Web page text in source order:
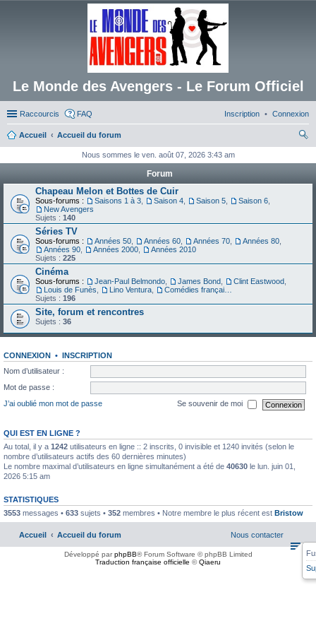
Le Monde des Avengers - Le Forum Officiel
Raccourcis FAQ Connexion
Inscription
Accueil
Accueil du forum
ch
Nous sommes le ven. août 07, 2026 3:43 am
Forum
Chapeau Melon et Bottes de Cuir
Sous-forums : Saisons 1 à 3 Saison 4 Saison 5 Saison 6
New Avengers
Sujets : 140
Séries TV
Sous-forums : Années 50 Années 60 Années 70 Années 80
Années 90
Années 2000
Années 2010
Sujets : 225
Cinéma
Sous-forums : Jean-Paul Belmondo James Bond Clint Eastwood
Louis de Funès
Lino Ventura
Sujets : 196
Site, forum et rencontres
Sujets : 36
CONNEXION • INSCRIPTION
Nom d’utilisateur :
Mot de passe :
J’ai oublié mon mot de passe
Se souvenir de moi
QUI EST EN LIGNE ?
Au total, il y a 1242 utilisateurs en ligne :: 2 inscrits, 0 invisible et 1240 invités (selon le
nombre d’utilisateurs actifs des 60 dernières minutes)
Le nombre maximal d’utilisateurs en ligne simultanément a été de 40630 le lun. juin 01,
2026 5:15 am
STATISTIQUES
3553 messages • 633 sujets • 352 membres • Notre membre le plus récent est Bristow
Accueil Accueil du forum Nous contacter
Développé parphpBB® Forum Software © phpBB Limited
Traduction française officielle ©Qiaeru